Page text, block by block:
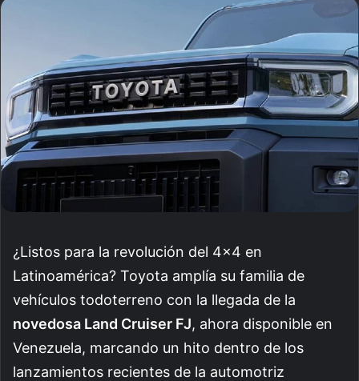
¿Listos para la revolución del 4×4 en
Latinoamérica? Toyota amplía su familia de
vehículos todoterreno con la llegada de la
novedosa Land Cruiser FJ, ahora disponible en
Venezuela, marcando un hito dentro de los
lanzamientos recientes de la automotriz